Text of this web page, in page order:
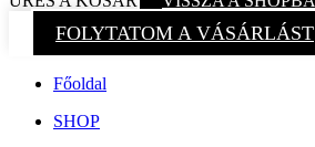
FOLYTATOM A VÁSÁRLÁST
Főoldal
SHOP